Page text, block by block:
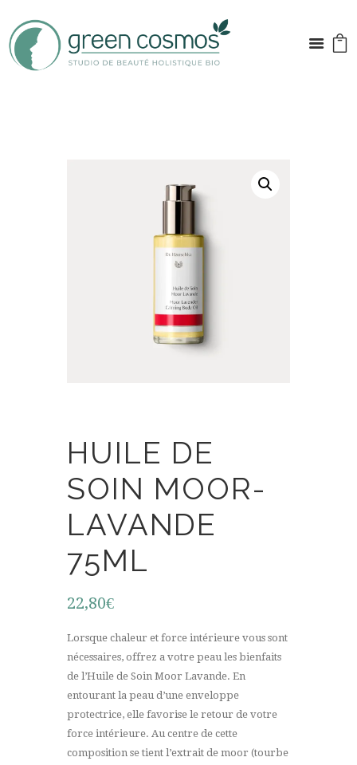
HUILE DE
SOIN MOOR-
LAVANDE
75ML
22,80€
Lorsque chaleur et force intérieure vous sont
nécessaires, offrez a votre peau les bienfaits
de l’Huile de Soin Moor Lavande. En
entourant la peau d’une enveloppe
protectrice, elle favorise le retour de votre
force intérieure. Au centre de cette
composition se tient l’extrait de moor (tourbe